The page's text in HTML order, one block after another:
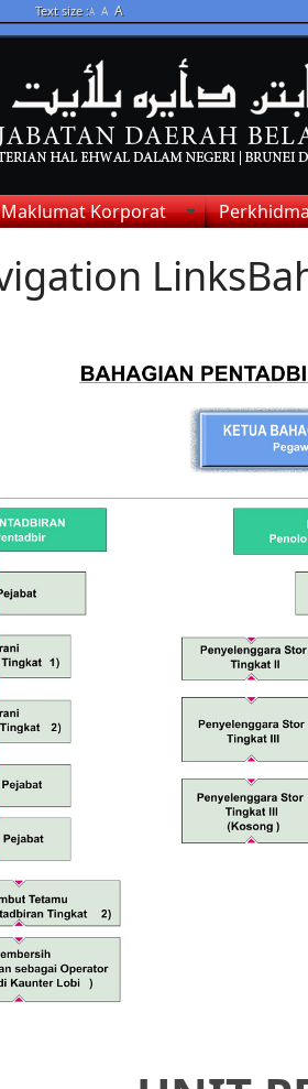
Text size :A A A
Maklumat Korporat